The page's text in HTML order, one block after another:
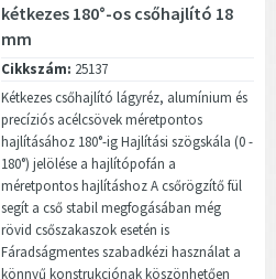
kétkezes 180°-os csőhajlító 18
mm
Cikkszám: 25137
Kétkezes csőhajlító lágyréz, alumínium és
precíziós acélcsövek méretpontos
hajlításához 180°-ig Hajlítási szögskála (0 -
180°) jelölése a hajlítópofán a
méretpontos hajlításhoz A csőrögzítő fül
segít a cső stabil megfogásában még
rövid csőszakaszok esetén is
Fáradságmentes szabadkézi használat a
könnyű konstrukciónak köszönhetően